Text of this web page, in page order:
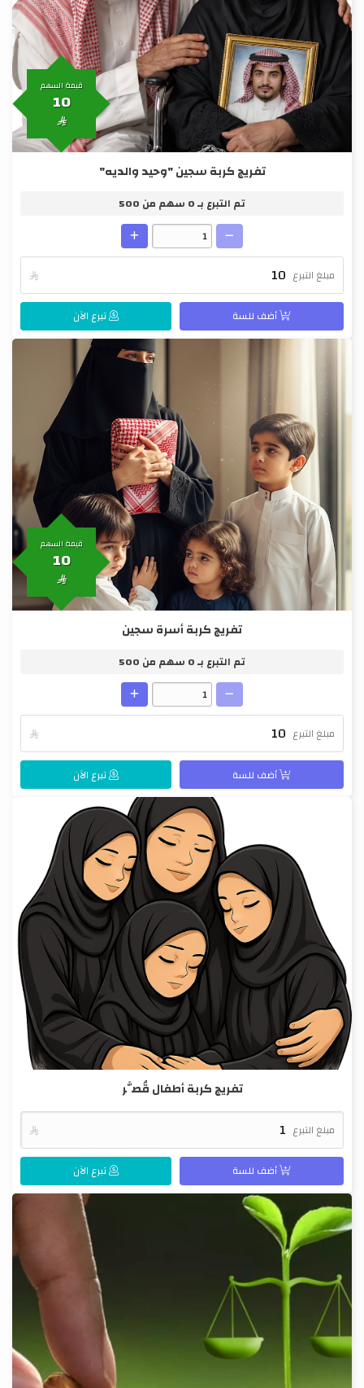
قيمة السهم
10

تفريج كربة سجين "وحيد والديه"
تم التبرع بـ0 سهم من 500
مبلغ التبرع 
أضف للسة تبرع الآن
قيمة السهم
10

تفريج كربة أسرة سجين
تم التبرع بـ0 سهم من 500
مبلغ التبرع 
أضف للسة تبرع الآن
تفريج كربة أطفال قُصَّر
مبلغ التبرع 
أضف للسة تبرع الآن